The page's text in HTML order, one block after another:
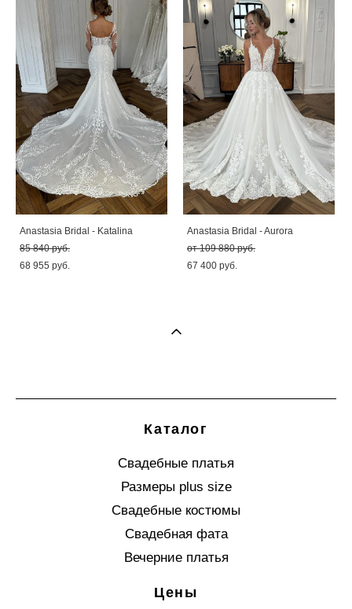
Anastasia Bridal - Katalina
85 840 pуб.
68 955 pуб.
Anastasia Bridal - Aurora
от 109 880 pуб.
67 400 pуб.
Каталог
Свадебные платья
Размеры plus size
Свадебные костюмы
Свадебная фата
Вечерние платья
Цены